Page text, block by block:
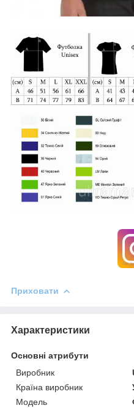
Приховати
Характеристики
Основні атрибути
Виробник
Країна виробник
Модель